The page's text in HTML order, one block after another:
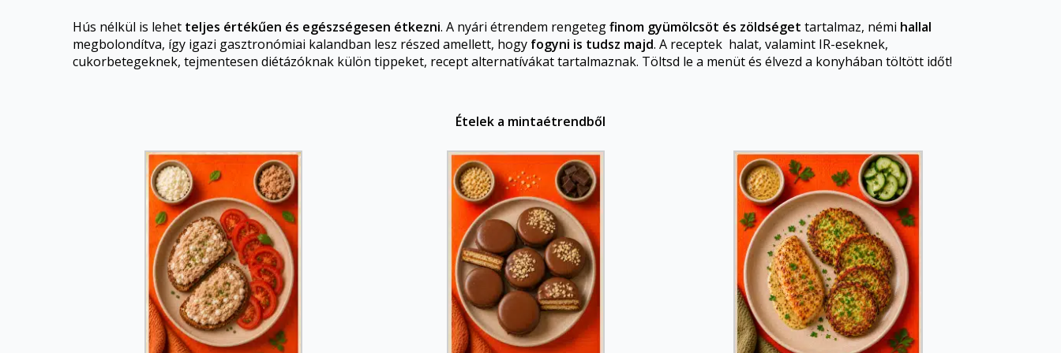
Hús nélkül is lehet teljes értékűen és egészségesen étkezni. A nyári étrendem rengetegfinom gyümölcsöt és zöldséget tartalmaz, némi hallal
megbolondítva, így igazi gasztronómiai kalandban lesz részed amellett, hogy fogyni is tudsz majd. A receptek halat, valamint IR-eseknek,
cukorbetegeknek, tejmentesen diétázóknak külön tippeket, recept alternatívákat tartalmaznak. Töltsd le a menüt és élvezd a konyhában töltött időt!
Ételek a mintaétrendből